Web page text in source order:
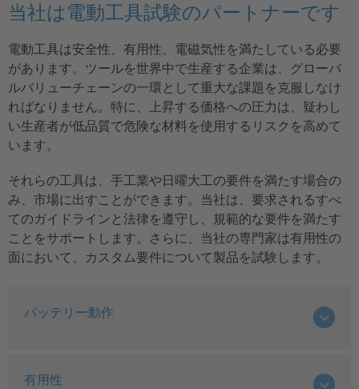
当社は電動工具試験のパートナーです
電動工具は安全性、有用性、電磁気性を満たしている必要
があります。ツールを世界中で生産する企業は、グローバ
ルバリューチェーンの一環として重大な課題を克服しなけ
ればなりません。特に、上昇する価格への圧力は、疑わし
い生産者が低品質で危険な材料を使用するリスクを高めて
います。
それらの工具は、手工業や日曜大工の要件を満たす場合の
み、市場に出すことができます。当社は、要求されるすべ
てのガイドラインと法律を遵守し、規範的な要件を満たす
ことをサポートします。さらに、当社の専門家は有用性の
面において、カスタム要件について製品を試験します。
バッテリー動作
有用性